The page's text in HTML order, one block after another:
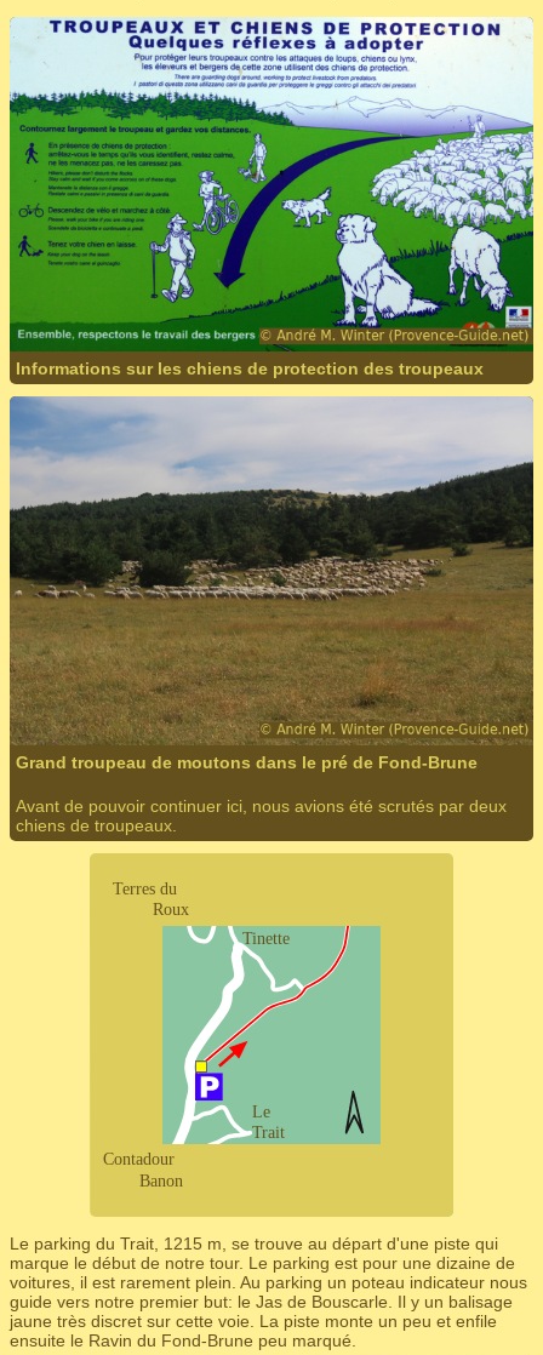
Informations sur les chiens de protection des troupeaux
Grand troupeau de moutons dans le pré de Fond-Brune
Avant de pouvoir continuer ici, nous avions été scrutés par deux
chiens de troupeaux.
Le parking du Trait, 1215 m, se trouve au départ d'une piste qui
marque le début de notre tour. Le parking est pour une dizaine de
voitures, il est rarement plein. Au parking un poteau indicateur nous
guide vers notre premier but: le Jas de Bouscarle. Il y un balisage
jaune très discret sur cette voie. La piste monte un peu et enfile
ensuite le Ravin du Fond-Brune peu marqué.